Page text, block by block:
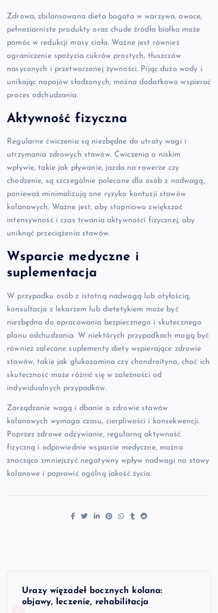
Zdrowa, zbilansowana dieta bogata w warzywa, owoce,
pełnoziarniste produkty oraz chude źródła białka może
pomóc w redukcji masy ciała. Ważne jest również
ograniczenie spożycia cukrów prostych, tłuszczów
nasyconych i przetworzonej żywności. Pijąc dużo wody i
unikając napojów słodzonych, można dodatkowo wspierać
proces odchudzania.
Aktywność fizyczna
Regularne ćwiczenia są niezbędne do utraty wagi i
utrzymania zdrowych stawów. Ćwiczenia o niskim
wpływie, takie jak pływanie, jazda na rowerze czy
chodzenie, są szczególnie polecane dla osób z nadwagą,
ponieważ minimalizują one ryzyko kontuzji stawów
kolanowych. Ważne jest, aby stopniowo zwiększać
intensywność i czas trwania aktywności fizycznej, aby
uniknąć przeciążenia stawów.
Wsparcie medyczne i
suplementacja
W przypadku osób z istotną nadwagą lub otyłością,
konsultacja z lekarzem lub dietetykiem może być
niezbędna do opracowania bezpiecznego i skutecznego
planu odchudzania. W niektórych przypadkach mogą być
również zalecane suplementy diety wspierające zdrowie
stawów, takie jak glukozamina czy chondroityna, choć ich
skuteczność może różnić się w zależności od
indywidualnych przypadków.
Zarządzanie wagą i dbanie o zdrowie stawów
kolanowych wymaga czasu, cierpliwości i konsekwencji.
Poprzez zdrowe odżywianie, regularną aktywność
fizyczną i odpowiednie wsparcie medyczne, można
znacząco zmniejszyć negatywny wpływ nadwagi na stawy
kolanowe i poprawić ogólną jakość życia.
NUrazy więzadeł bocznych kolana:
objawy, leczenie, rehabilitacja